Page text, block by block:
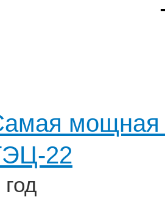
мощная
22